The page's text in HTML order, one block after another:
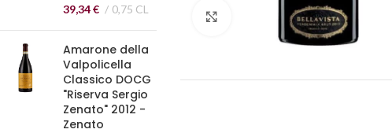
39,34€ 0,75 CL
Amarone della
Valpolicella
Classico DOCG
"Riserva Sergio
Zenato" 2012 -
Zenato
Cliquez pour agrandir